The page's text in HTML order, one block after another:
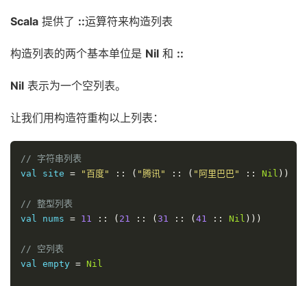
Scala 提供了 ::运算符来构造列表
构造列表的两个基本单位是 Nil 和 ::
Nil 表示为一个空列表。
让我们用构造符重构以上列表：
// 字符串列表
val site = "百度" :: ( "腾讯" :: ( "阿里巴巴" :: Nil ))
// 整型列表
val nums = 11 :: ( 21 :: ( 31 :: ( 41 :: Nil )))
// 空列表
val empty = Nil